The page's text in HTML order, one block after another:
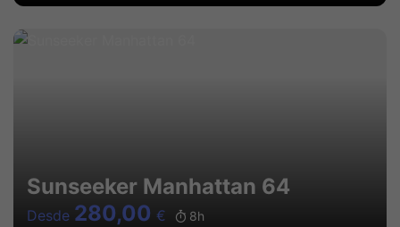
Sunseeker Manhattan 64
Desde 280,00 €
8h